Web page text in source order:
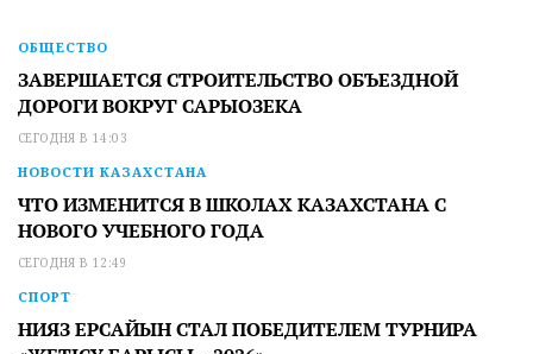
ОБЩЕСТВО
ЗАВЕРШАЕТСЯ СТРОИТЕЛЬСТВО ОБЪЕЗДНОЙ
ДОРОГИ ВОКРУГ САРЫОЗЕКА
СЕГОДНЯ В 14:03
НОВОСТИ КАЗАХСТАНА
ЧТО ИЗМЕНИТСЯ В ШКОЛАХ КАЗАХСТАНА С
НОВОГО УЧЕБНОГО ГОДА
СЕГОДНЯ В 12:49
СПОРТ
НИЯЗ ЕРСАЙЫН СТАЛ ПОБЕДИТЕЛЕМ ТУРНИРА